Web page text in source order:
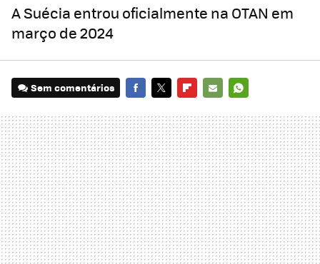
A Suécia entrou oficialmente na OTAN em
março de 2024
Sem comentários
MAIL